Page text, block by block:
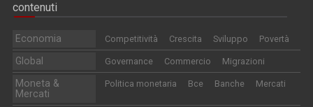
contenuti
Economia Competitività Crescita Sviluppo Povertà
Global Governance Commercio Migrazioni
Moneta &
Mercati
Politica monetaria Bce Banche Mercati